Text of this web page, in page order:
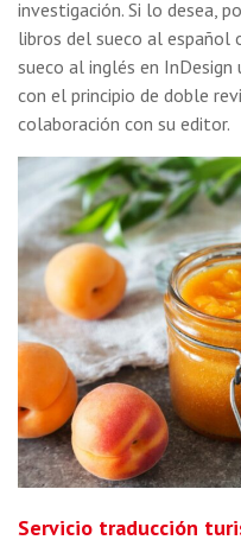
investigación. Si lo desea,
libros del sueco al
sueco al inglés en
con el principio de doble
colaboración con su editor.
Servicio traducción